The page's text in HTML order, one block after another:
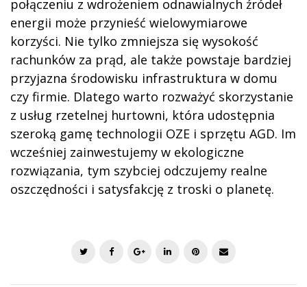
połączeniu z wdrożeniem odnawialnych źródeł
energii może przynieść wielowymiarowe
korzyści. Nie tylko zmniejsza się wysokość
rachunków za prąd, ale także powstaje bardziej
przyjazna środowisku infrastruktura w domu
czy firmie. Dlatego warto rozważyć skorzystanie
z usług rzetelnej hurtowni, która udostępnia
szeroką gamę technologii OZE i sprzętu AGD. Im
wcześniej zainwestujemy w ekologiczne
rozwiązania, tym szybciej odczujemy realne
oszczędności i satysfakcję z troski o planetę.